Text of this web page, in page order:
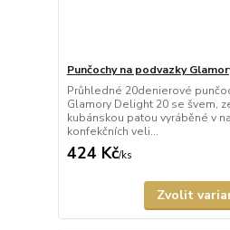
Punčochy na podvazky
Průhledné 20denierové
Glamory Delight 20 se švem,
kubánskou patou vyráběné v
konfekčních veli...
424 Kč/ks
Zvolit